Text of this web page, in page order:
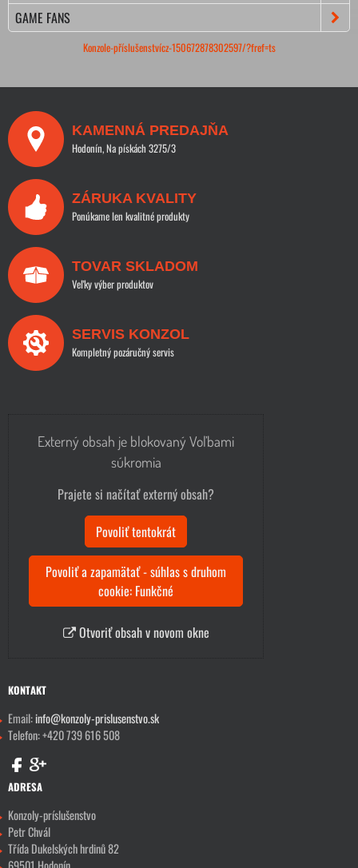
GAME FANS
Konzole-příslušenstvícz-150672878302597/?fref=ts
KAMENNÁ PREDAJŇA
Hodonín, Na pískách 3275/3
ZÁRUKA KVALITY
Ponúkame len kvalitné produkty
TOVAR SKLADOM
Veľky výber produktov
SERVIS KONZOL
Kompletný pozáručný servis
Externý obsah je blokovaný Voľbami
súkromia
Prajete si načítať externý obsah?
Povoliť tentokrát
Povoliť a zapamätať - súhlas s druhom
cookie: Funkčné
Otvoriť obsah v novom okne
KONTAKT
Email:info@konzoly-prislusenstvo.sk
Telefon: +420 739 616 508
ADRESA
Konzoly-príslušenstvo
Petr Chvál
Třída Dukelských hrdinů 82